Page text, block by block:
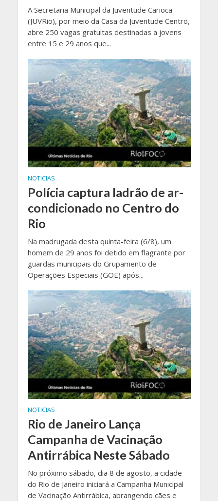
A Secretaria Municipal da Juventude Carioca
(JUVRio), por meio da Casa da Juventude Centro,
abre 250 vagas gratuitas destinadas a jovens
entre 15 e 29 anos que...
NOTICIAS
Polícia captura ladrão de ar-
condicionado no Centro do
Rio
Na madrugada desta quinta-feira (6/8), um
homem de 29 anos foi detido em flagrante por
guardas municipais do Grupamento de
Operações Especiais (GOE) após...
NOTICIAS
Rio de Janeiro Lança
Campanha de Vacinação
Antirrábica Neste Sábado
No próximo sábado, dia 8 de agosto, a cidade
do Rio de Janeiro iniciará a Campanha Municipal
de Vacinação Antirrábica, abrangendo cães e